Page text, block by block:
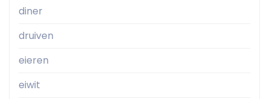
diner
druiven
eieren
eiwit